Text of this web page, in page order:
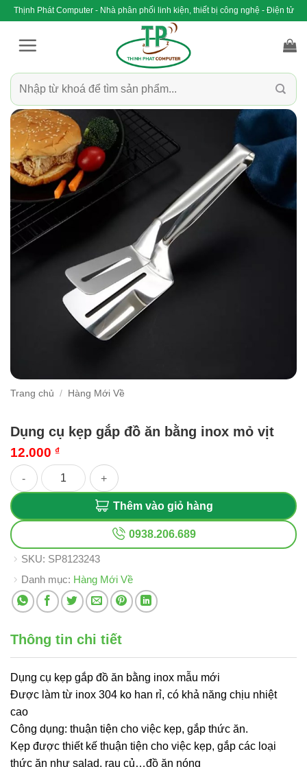
qua
Thịnh Phát Computer - Nhà phân phối linh kiện, thiết bị công nghệ - Điện tử
Tìm
kiếm:
Trang chủ / Hàng Mới Về
Dụng cụ kẹp gắp đồ ăn bằng inox mỏ vịt
12.000 ₫
Dụng cụ kẹp gắp đồ ăn bằng inox mỏ vịt số lượng
Thêm vào giỏ hàng
0938.206.689
SKU: SP8123243
Danh mục: Hàng Mới Về
Thông tin chi tiết
Dụng cụ kẹp gắp đồ ăn bằng inox mẫu mới
Được làm từ inox 304 ko han rỉ, có khả năng chịu nhiệt
cao
Công dụng: thuận tiện cho việc kẹp, gắp thức ăn.
Kẹp được thiết kế thuận tiện cho việc kẹp, gắp các loại
thức ăn như salad, rau củ…đồ ăn nóng